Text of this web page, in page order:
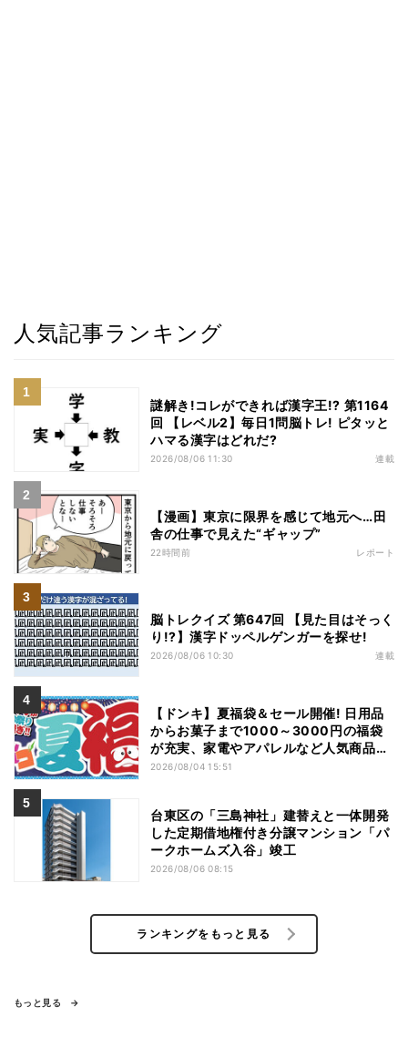
人気記事ランキング
謎解き!コレができれば漢字王!? 第1164
回 【レベル2】毎日1問脳トレ! ピタッと
ハマる漢字はどれだ?
2026/08/06 11:30 連載
【漫画】東京に限界を感じて地元へ…田
舎の仕事で見えた“ギャップ”
22時間前 レポート
脳トレクイズ 第647回 【見た目はそっく
り!?】漢字ドッペルゲンガーを探せ!
2026/08/06 10:30 連載
【ドンキ】夏福袋＆セール開催! 日用品
からお菓子まで1000～3000円の福袋
が充実、家電やアパレルなど人気商品も
特価
2026/08/04 15:51
台東区の「三島神社」建替えと一体開発
した定期借地権付き分譲マンション「パ
ークホームズ入谷」竣工
2026/08/06 08:15
ランキングをもっと見る
もっと見る